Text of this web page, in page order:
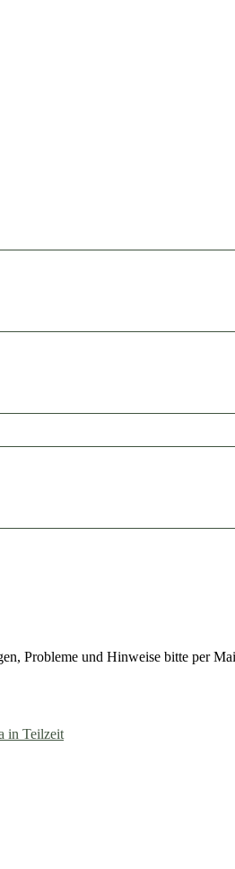
Probleme und Hinweise bitte per
in Teilzeit